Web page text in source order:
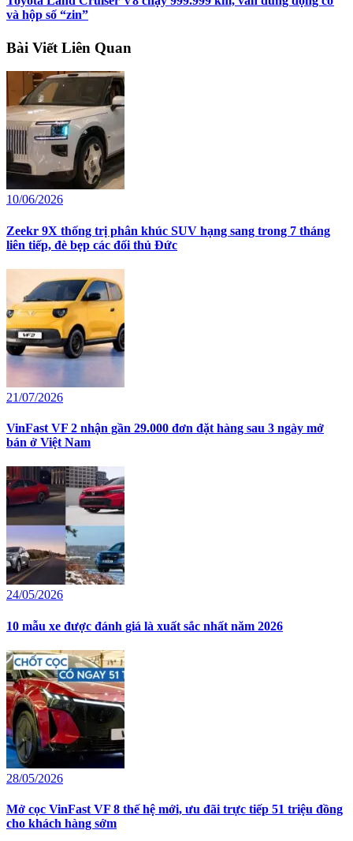
và hộp số “zin”
Bài Viết Liên Quan
10/06/2026
Zeekr 9X thống trị phân khúc SUV hạng sang trong 7 tháng
liên tiếp, đè bẹp các đối thủ Đức
21/07/2026
VinFast VF 2 nhận gần 29.000 đơn đặt hàng sau 3 ngày mở
bán ở Việt Nam
24/05/2026
10 mẫu xe được đánh giá là xuất sắc nhất năm 2026
28/05/2026
Mở cọc VinFast VF 8 thế hệ mới, ưu đãi trực tiếp 51 triệu đồng
cho khách hàng sớm